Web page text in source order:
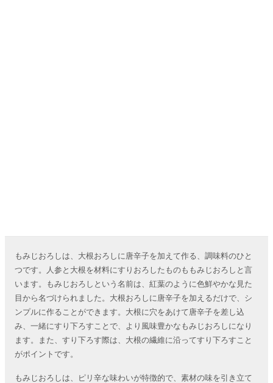
もみじおろしは、大根おろしに唐辛子を加えて作る、調味料のひと
つです。人参と大根を材料にすりおろしたものももみじおろしと言
います。もみじおろしという名前は、紅葉のように色鮮やかな見た
目から名づけられました。大根おろしに唐辛子を加えるだけで、シ
ンプルに作ることができます。大根に穴をあけて唐辛子を差し込
み、一緒にすり下ろすことで、より風味豊かなもみじおろしになり
ます。また、すり下ろす際は、大根の繊維に沿ってすり下ろすこと
がポイントです。
もみじおろしは、ピリ辛な味わいが特徴的で、素材の味を引き立て